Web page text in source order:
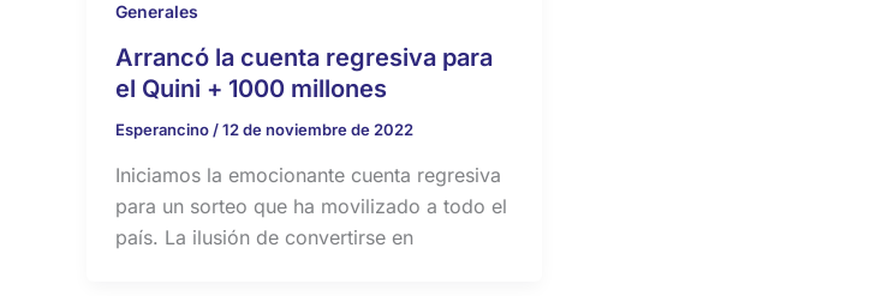
Generales
Arrancó la cuenta regresiva para
el Quini + 1000 millones
Esperancino /12 de noviembre de 2022
Iniciamos la emocionante cuenta regresiva
para un sorteo que ha movilizado a todo el
país. La ilusión de convertirse en